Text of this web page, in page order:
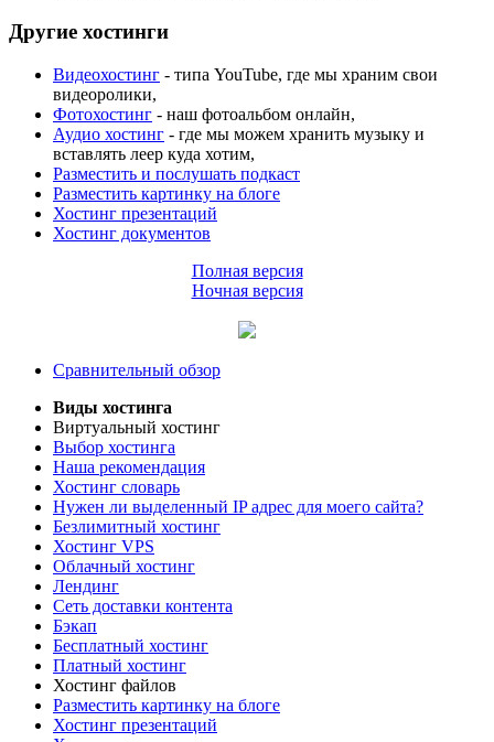
Другие хостинги
Видеохостинг - типа YouTube, где мы храним свои
видеоролики,
Фотохостинг - наш фотоальбом онлайн,
Аудио хостинг - где мы можем хранить музыку и
вставлять леер куда хотим,
Разместить и послушать подкаст
Разместить картинку на блоге
Хостинг презентаций
Хостинг документов
Полная версия
Ночная версия
Сравнительный обзор
Виды хостинга
Виртуальный хостинг
Выбор хостинга
Наша рекомендация
Хостинг словарь
Нужен ли выделенный IP адрес для моего сайта?
Безлимитный хостинг
Хостинг VPS
Облачный хостинг
Лендинг
Сеть доставки контента
Бэкап
Бесплатный хостинг
Платный хостинг
Хостинг файлов
Разместить картинку на блоге
Хостинг презентаций